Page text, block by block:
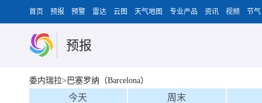
首页 预报 预警 雷达 云图 天气地图 专业产品 资讯 视频 节气
预报
委内瑞拉>巴塞罗纳（Barcelona）
今天 周末